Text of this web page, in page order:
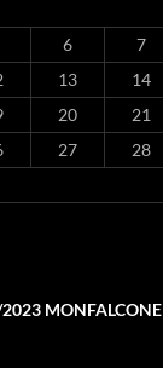
6 7
13 14
20 21
27 28
MONFALCONE